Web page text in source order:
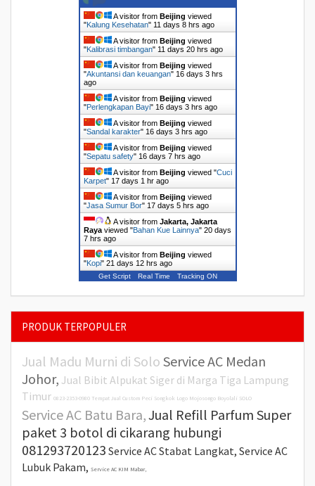
A visitor from Beijing viewed
"Kalung Kesehatan" 11 days 8 hrs ago
A visitor from Beijing viewed
"Kalibrasi timbangan" 11 days 20 hrs ago
A visitor from Beijing viewed
"Akuntansi dan keuangan" 16 days 3 hrs
ago
A visitor from Beijing viewed
"Perlengkapan Bayi" 16 days 3 hrs ago
A visitor from Beijing viewed
"Sandal karakter" 16 days 3 hrs ago
A visitor from Beijing viewed
"Sepatu safety" 16 days 7 hrs ago
A visitor from Beijing viewed "Cuci
Karpet" 17 days 1 hr ago
A visitor from Beijing viewed
"Jasa Sumur Bor" 17 days 5 hrs ago
A visitor from Jakarta, Jakarta
Rayaviewed "Bahan Kue Lainnya" 20 days
7 hrs ago
A visitor from Beijing viewed
"Kopi" 21 days 12 hrs ago
Get Script Real Time Tracking ON
PRODUK TERPOPULER
Jual Madu Murni di Solo Service AC Medan
Johor, Jual Bibit Alpukat Siger di Marga Tiga Lampung
Timur 0823-2353-0980 Tempat Jual Custom Peci Songkok Logo Mojosongo Boyolali SOLO
Service AC Batu Bara,Jual Refill Parfum Super
paket 3 botol di cikarang hubungi
081293720123 Service AC Stabat Langkat, Service AC
Lubuk Pakam, Service AC KIM Mabar,